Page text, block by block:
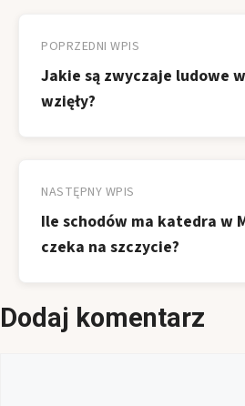
wpisu
POPRZEDNI WPIS
Jakie są zwyczaje ludowe
wzięły?
NASTĘPNY WPIS
Ile schodów ma katedra w
czeka na szczycie?
Dodaj komentarz